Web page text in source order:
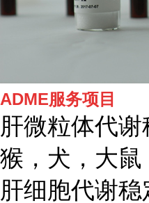
ADME服务项目
肝微粒体代谢
猴，犬，大鼠
肝细胞代谢稳